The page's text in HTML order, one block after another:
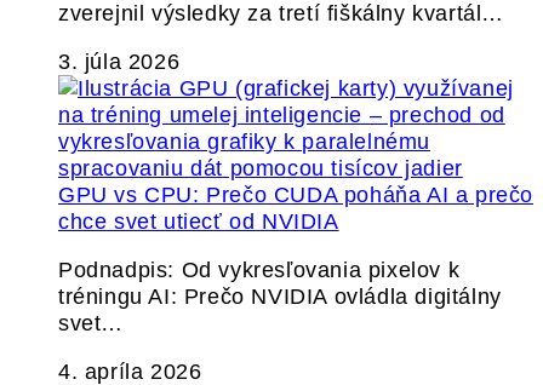
zverejnil výsledky za tretí fiškálny kvartál…
3. júla 2026
GPU vs CPU: Prečo CUDA poháňa AI a prečo
chce svet utiecť od NVIDIA
Podnadpis: Od vykresľovania pixelov k
tréningu AI: Prečo NVIDIA ovládla digitálny
svet…
4. apríla 2026